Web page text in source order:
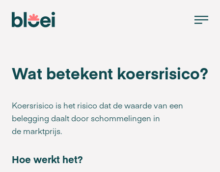
Wat betekent koersrisico?
Koersrisico is het risico dat de waarde van een
belegging daalt door schommelingen in
de marktprijs.
Hoe werkt het?